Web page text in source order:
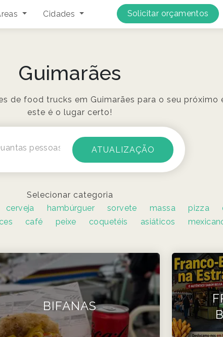
Cidades Solicitar orçamentos
Guimarães
de food trucks em Guimarães para o seu próximo
este é o lugar certo!
pessoas?
Selecionar categoria
cerveja hambúrguer sorvete massa pizza
café peixe coquetéis asiáticos
BIFANAS